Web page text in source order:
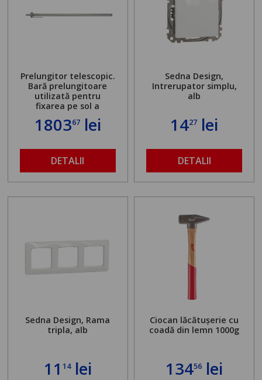
Prelungitor telescopic.
Bară prelungitoare
utilizată pentru
fixarea pe sol a
standului mașinii de
găurit în locul
maximă admisă de 500
kg și înălțime reglabilă
de la 1,8 la 2,9 m
180367lei
DETALII
Sedna Design,
Intrerupator simplu,
alb
1427 lei
DETALII
Sedna Design, Rama
tripla, alb
11 14lei
Ciocan lăcătușerie cu
coadă din lemn 1000g
13456 lei